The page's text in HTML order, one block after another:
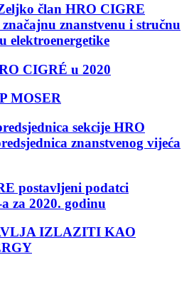
član HRO CIGRE
znanstvenu i stručnu
elektroenergetike
CIGRÉ u 2020
MOSER
sekcije HRO
znanstvenog vijeća
postavljeni podatci
za 2020. godinu
IZLAZITI KAO